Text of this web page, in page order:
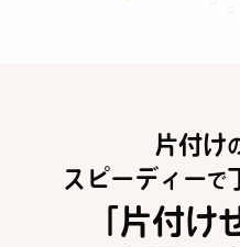
片付け
スピーディーで
「片付け